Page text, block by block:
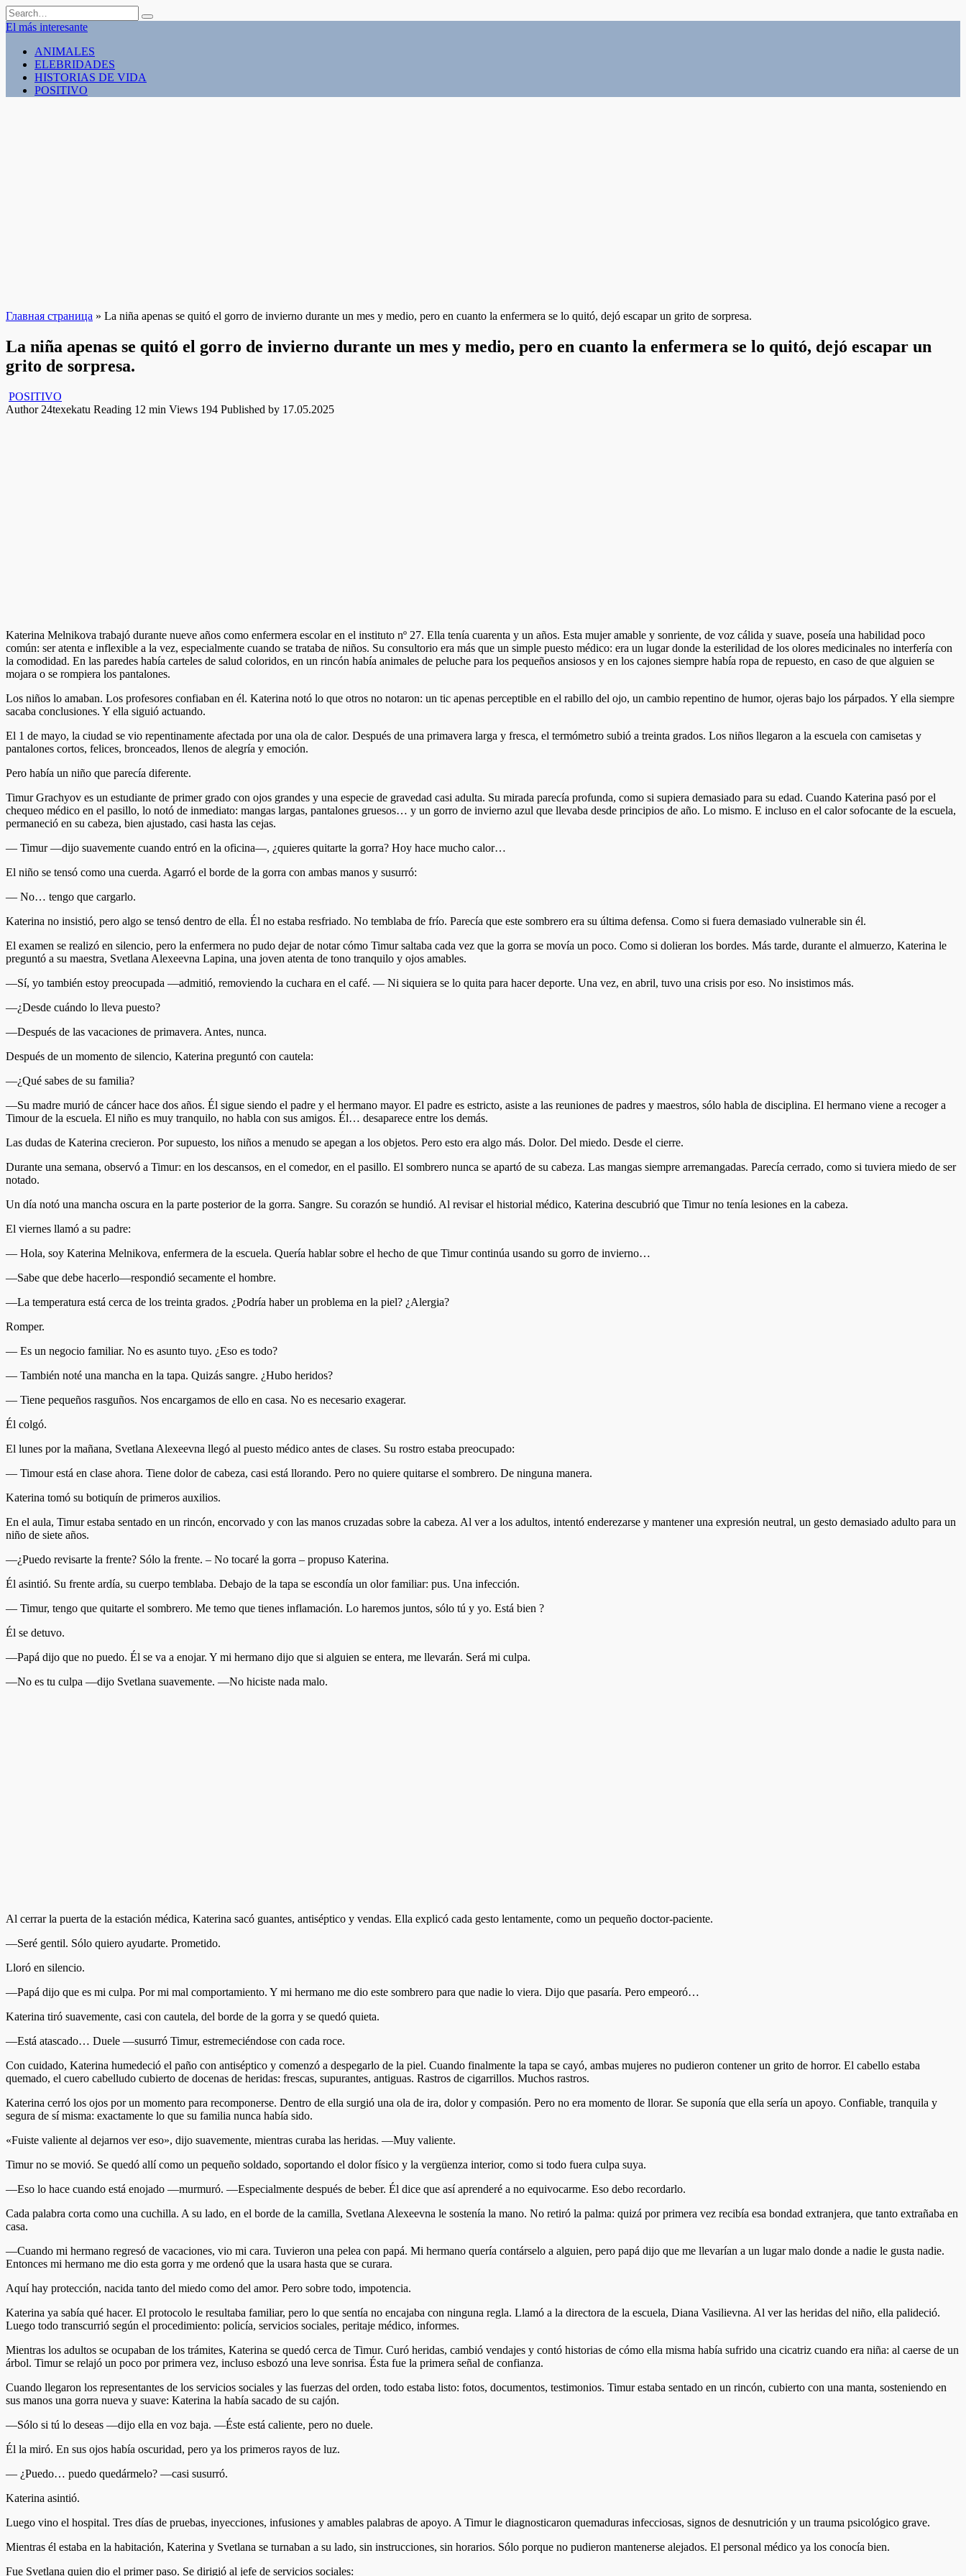
Skip
to
Search
for:
El más interesante
ANIMALES
ELEBRIDADES
HISTORIAS DE VIDA
POSITIVO
Главная страница » La niña apenas se quitó el gorro de invierno durante un mes y medio, pero en cuanto la enfermera se lo quitó, dejó escapar un grito de sorpresa.
La niña apenas se quitó el gorro de invierno durante un mes y medio, pero en cuanto la enfermera se lo quitó, dejó escapar un
grito de sorpresa.
POSITIVO
Author 24texekatu Reading 12 min Views 194 Published by 17.05.2025
Katerina Melnikova trabajó durante nueve años como enfermera escolar en el instituto nº 27. Ella tenía cuarenta y un años. Esta mujer amable y sonriente, de voz cálida y suave, poseía una habilidad poco
común: ser atenta e inflexible a la vez, especialmente cuando se trataba de niños. Su consultorio era más que un simple puesto médico: era un lugar donde la esterilidad de los olores medicinales no interfería con
la comodidad. En las paredes había carteles de salud coloridos, en un rincón había animales de peluche para los pequeños ansiosos y en los cajones siempre había ropa de repuesto, en caso de que alguien se
mojara o se rompiera los pantalones.
Los niños lo amaban. Los profesores confiaban en él. Katerina notó lo que otros no notaron: un tic apenas perceptible en el rabillo del ojo, un cambio repentino de humor, ojeras bajo los párpados. Y ella siempre
sacaba conclusiones. Y ella siguió actuando.
El 1 de mayo, la ciudad se vio repentinamente afectada por una ola de calor. Después de una primavera larga y fresca, el termómetro subió a treinta grados. Los niños llegaron a la escuela con camisetas y
pantalones cortos, felices, bronceados, llenos de alegría y emoción.
Pero había un niño que parecía diferente.
Timur Grachyov es un estudiante de primer grado con ojos grandes y una especie de gravedad casi adulta. Su mirada parecía profunda, como si supiera demasiado para su edad. Cuando Katerina pasó por el
chequeo médico en el pasillo, lo notó de inmediato: mangas largas, pantalones gruesos… y un gorro de invierno azul que llevaba desde principios de año. Lo mismo. E incluso en el calor sofocante de la escuela,
permaneció en su cabeza, bien ajustado, casi hasta las cejas.
— Timur —dijo suavemente cuando entró en la oficina—, ¿quieres quitarte la gorra? Hoy hace mucho calor…
El niño se tensó como una cuerda. Agarró el borde de la gorra con ambas manos y susurró:
— No… tengo que cargarlo.
Katerina no insistió, pero algo se tensó dentro de ella. Él no estaba resfriado. No temblaba de frío. Parecía que este sombrero era su última defensa. Como si fuera demasiado vulnerable sin él.
El examen se realizó en silencio, pero la enfermera no pudo dejar de notar cómo Timur saltaba cada vez que la gorra se movía un poco. Como si dolieran los bordes. Más tarde, durante el almuerzo, Katerina le
preguntó a su maestra, Svetlana Alexeevna Lapina, una joven atenta de tono tranquilo y ojos amables.
—Sí, yo también estoy preocupada —admitió, removiendo la cuchara en el café. — Ni siquiera se lo quita para hacer deporte. Una vez, en abril, tuvo una crisis por eso. No insistimos más.
—¿Desde cuándo lo lleva puesto?
—Después de las vacaciones de primavera. Antes, nunca.
Después de un momento de silencio, Katerina preguntó con cautela:
—¿Qué sabes de su familia?
—Su madre murió de cáncer hace dos años. Él sigue siendo el padre y el hermano mayor. El padre es estricto, asiste a las reuniones de padres y maestros, sólo habla de disciplina. El hermano viene a recoger a
Timour de la escuela. El niño es muy tranquilo, no habla con sus amigos. Él… desaparece entre los demás.
Las dudas de Katerina crecieron. Por supuesto, los niños a menudo se apegan a los objetos. Pero esto era algo más. Dolor. Del miedo. Desde el cierre.
Durante una semana, observó a Timur: en los descansos, en el comedor, en el pasillo. El sombrero nunca se apartó de su cabeza. Las mangas siempre arremangadas. Parecía cerrado, como si tuviera miedo de ser
notado.
Un día notó una mancha oscura en la parte posterior de la gorra. Sangre. Su corazón se hundió. Al revisar el historial médico, Katerina descubrió que Timur no tenía lesiones en la cabeza.
El viernes llamó a su padre:
— Hola, soy Katerina Melnikova, enfermera de la escuela. Quería hablar sobre el hecho de que Timur continúa usando su gorro de invierno…
—Sabe que debe hacerlo—respondió secamente el hombre.
—La temperatura está cerca de los treinta grados. ¿Podría haber un problema en la piel? ¿Alergia?
Romper.
— Es un negocio familiar. No es asunto tuyo. ¿Eso es todo?
— También noté una mancha en la tapa. Quizás sangre. ¿Hubo heridos?
— Tiene pequeños rasguños. Nos encargamos de ello en casa. No es necesario exagerar.
Él colgó.
El lunes por la mañana, Svetlana Alexeevna llegó al puesto médico antes de clases. Su rostro estaba preocupado:
— Timour está en clase ahora. Tiene dolor de cabeza, casi está llorando. Pero no quiere quitarse el sombrero. De ninguna manera.
Katerina tomó su botiquín de primeros auxilios.
En el aula, Timur estaba sentado en un rincón, encorvado y con las manos cruzadas sobre la cabeza. Al ver a los adultos, intentó enderezarse y mantener una expresión neutral, un gesto demasiado adulto para un
niño de siete años.
—¿Puedo revisarte la frente? Sólo la frente. – No tocaré la gorra – propuso Katerina.
Él asintió. Su frente ardía, su cuerpo temblaba. Debajo de la tapa se escondía un olor familiar: pus. Una infección.
— Timur, tengo que quitarte el sombrero. Me temo que tienes inflamación. Lo haremos juntos, sólo tú y yo. Está bien ?
Él se detuvo.
—Papá dijo que no puedo. Él se va a enojar. Y mi hermano dijo que si alguien se entera, me llevarán. Será mi culpa.
—No es tu culpa —dijo Svetlana suavemente. —No hiciste nada malo.
Al cerrar la puerta de la estación médica, Katerina sacó guantes, antiséptico y vendas. Ella explicó cada gesto lentamente, como un pequeño doctor-paciente.
—Seré gentil. Sólo quiero ayudarte. Prometido.
Lloró en silencio.
—Papá dijo que es mi culpa. Por mi mal comportamiento. Y mi hermano me dio este sombrero para que nadie lo viera. Dijo que pasaría. Pero empeoró…
Katerina tiró suavemente, casi con cautela, del borde de la gorra y se quedó quieta.
—Está atascado… Duele —susurró Timur, estremeciéndose con cada roce.
Con cuidado, Katerina humedeció el paño con antiséptico y comenzó a despegarlo de la piel. Cuando finalmente la tapa se cayó, ambas mujeres no pudieron contener un grito de horror. El cabello estaba
quemado, el cuero cabelludo cubierto de docenas de heridas: frescas, supurantes, antiguas. Rastros de cigarrillos. Muchos rastros.
Katerina cerró los ojos por un momento para recomponerse. Dentro de ella surgió una ola de ira, dolor y compasión. Pero no era momento de llorar. Se suponía que ella sería un apoyo. Confiable, tranquila y
segura de sí misma: exactamente lo que su familia nunca había sido.
«Fuiste valiente al dejarnos ver eso», dijo suavemente, mientras curaba las heridas. —Muy valiente.
Timur no se movió. Se quedó allí como un pequeño soldado, soportando el dolor físico y la vergüenza interior, como si todo fuera culpa suya.
—Eso lo hace cuando está enojado —murmuró. —Especialmente después de beber. Él dice que así aprenderé a no equivocarme. Eso debo recordarlo.
Cada palabra corta como una cuchilla. A su lado, en el borde de la camilla, Svetlana Alexeevna le sostenía la mano. No retiró la palma: quizá por primera vez recibía esa bondad extranjera, que tanto extrañaba en
casa.
—Cuando mi hermano regresó de vacaciones, vio mi cara. Tuvieron una pelea con papá. Mi hermano quería contárselo a alguien, pero papá dijo que me llevarían a un lugar malo donde a nadie le gusta nadie.
Entonces mi hermano me dio esta gorra y me ordenó que la usara hasta que se curara.
Aquí hay protección, nacida tanto del miedo como del amor. Pero sobre todo, impotencia.
Katerina ya sabía qué hacer. El protocolo le resultaba familiar, pero lo que sentía no encajaba con ninguna regla. Llamó a la directora de la escuela, Diana Vasilievna. Al ver las heridas del niño, ella palideció.
Luego todo transcurrió según el procedimiento: policía, servicios sociales, peritaje médico, informes.
Mientras los adultos se ocupaban de los trámites, Katerina se quedó cerca de Timur. Curó heridas, cambió vendajes y contó historias de cómo ella misma había sufrido una cicatriz cuando era niña: al caerse de un
árbol. Timur se relajó un poco por primera vez, incluso esbozó una leve sonrisa. Ésta fue la primera señal de confianza.
Cuando llegaron los representantes de los servicios sociales y las fuerzas del orden, todo estaba listo: fotos, documentos, testimonios. Timur estaba sentado en un rincón, cubierto con una manta, sosteniendo en
sus manos una gorra nueva y suave: Katerina la había sacado de su cajón.
—Sólo si tú lo deseas —dijo ella en voz baja. —Éste está caliente, pero no duele.
Él la miró. En sus ojos había oscuridad, pero ya los primeros rayos de luz.
— ¿Puedo… puedo quedármelo? —casi susurró.
Katerina asintió.
Luego vino el hospital. Tres días de pruebas, inyecciones, infusiones y amables palabras de apoyo. A Timur le diagnosticaron quemaduras infecciosas, signos de desnutrición y un trauma psicológico grave.
Mientras él estaba en la habitación, Katerina y Svetlana se turnaban a su lado, sin instrucciones, sin horarios. Sólo porque no pudieron mantenerse alejados. El personal médico ya los conocía bien.
Fue Svetlana quien dio el primer paso. Se dirigió al jefe de servicios sociales: